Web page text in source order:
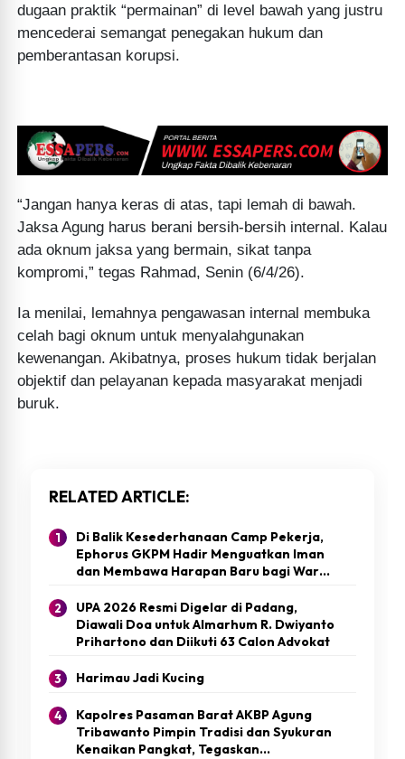
dugaan praktik “permainan” di level bawah yang justru
mencederai semangat penegakan hukum dan
pemberantasan korupsi.
“Jangan hanya keras di atas, tapi lemah di bawah.
Jaksa Agung harus berani bersih-bersih internal. Kalau
ada oknum jaksa yang bermain, sikat tanpa
kompromi,” tegas Rahmad, Senin (6/4/26).
Ia menilai, lemahnya pengawasan internal membuka
celah bagi oknum untuk menyalahgunakan
kewenangan. Akibatnya, proses hukum tidak berjalan
objektif dan pelayanan kepada masyarakat menjadi
buruk.
RELATED ARTICLE
Di Balik Kesederhanaan Camp Pekerja,
Ephorus GKPM Hadir Menguatkan Iman
dan Membawa Harapan Baru bagi Warga
UPA 2026 Resmi Digelar di Padang,
Diawali Doa untuk Almarhum R. Dwiyanto
Prihartono dan Diikuti 63 Calon Advokat
Harimau Jadi Kucing
Kapolres Pasaman Barat AKBP Agung
Tribawanto Pimpin Tradisi dan Syukuran
Kenaikan Pangkat, Tegaskan